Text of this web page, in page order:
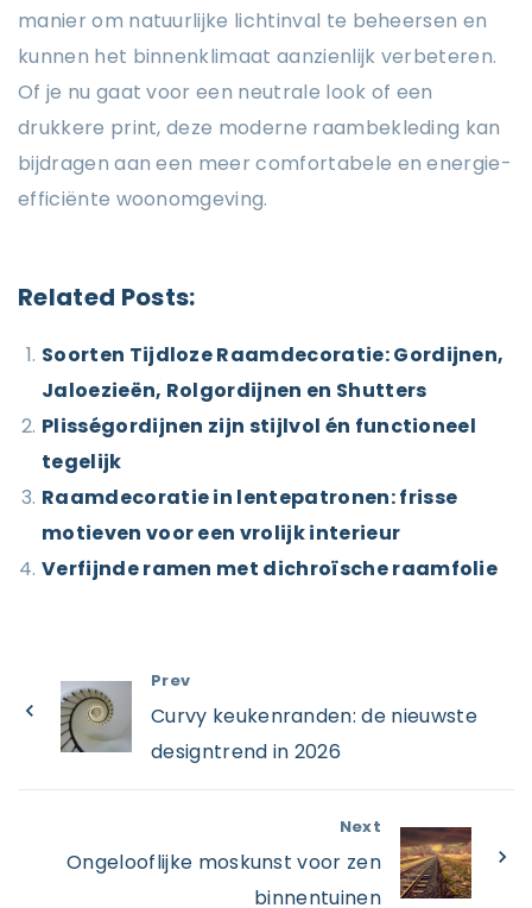
manier om natuurlijke lichtinval te beheersen en
kunnen het binnenklimaat aanzienlijk verbeteren.
Of je nu gaat voor een neutrale look of een
drukkere print, deze moderne raambekleding kan
bijdragen aan een meer comfortabele en energie-
efficiënte woonomgeving.
Related Posts:
Soorten Tijdloze Raamdecoratie: Gordijnen,
Jaloezieën, Rolgordijnen en Shutters
Plisségordijnen zijn stijlvol én functioneel
tegelijk
Raamdecoratie in lentepatronen: frisse
motieven voor een vrolijk interieur
Verfijnde ramen met dichroïsche raamfolie
Prev
Curvy keukenranden: de nieuwste
designtrend in 2026
Next
Ongelooflijke moskunst voor zen
binnentuinen